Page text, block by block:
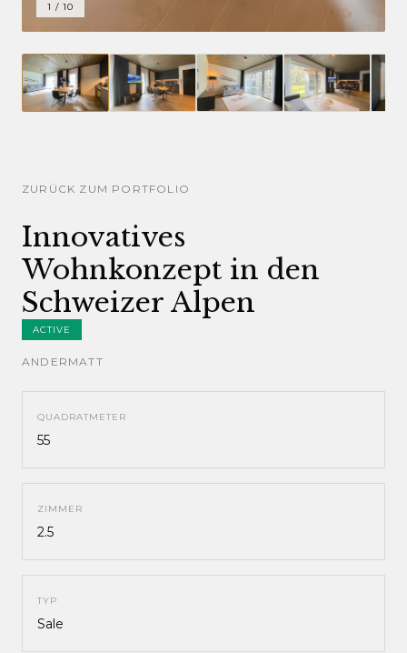
1 / 10
ZURÜCK ZUM PORTFOLIO
Innovatives
Wohnkonzept in den
Schweizer Alpen
ACTIVE
ANDERMATT
QUADRATMETER
55
ZIMMER
2.5
TYP
Sale